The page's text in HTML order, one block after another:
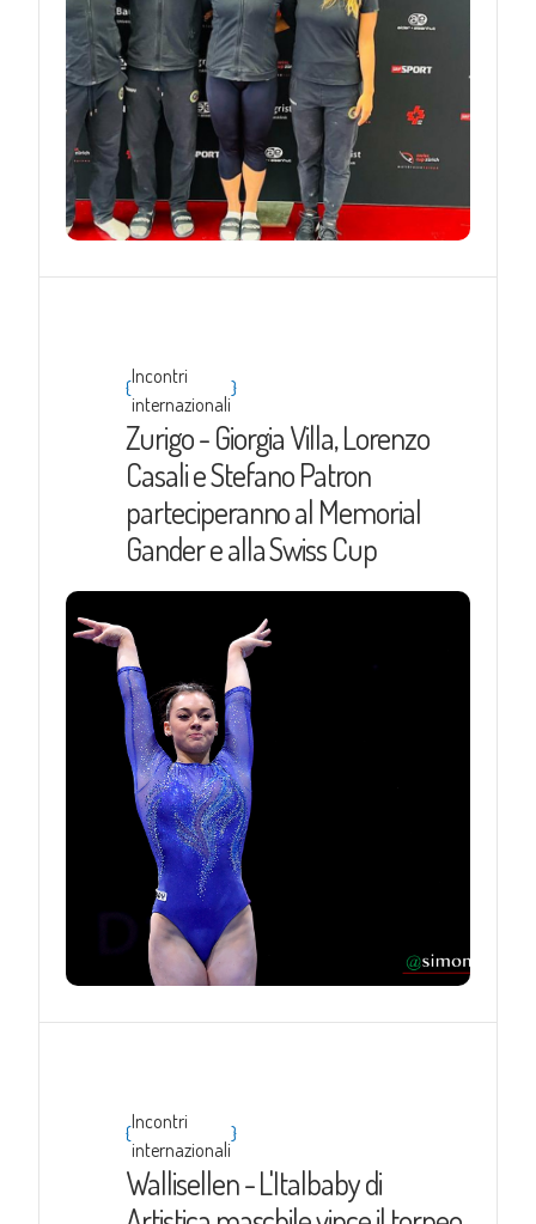
{
Incontri
internazionali
}
Zurigo - Giorgia Villa, Lorenzo
Casali e Stefano Patron
parteciperanno al Memorial
Gander e alla Swiss Cup
{
Incontri
internazionali
}
Wallisellen - L'Italbaby di